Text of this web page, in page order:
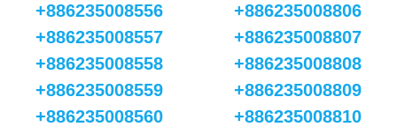
+886235008556
+886235008557
+886235008558
+886235008559
+886235008560
+886235008806
+886235008807
+886235008808
+886235008809
+886235008810